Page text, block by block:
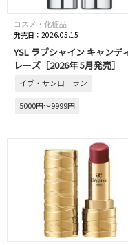
コスメ・化粧品
発売日：2026.05.15
YSL ラブシャイン キャンデ
レーズ［2026年 5月発売］
イヴ・サンローラン
5000円～9999円